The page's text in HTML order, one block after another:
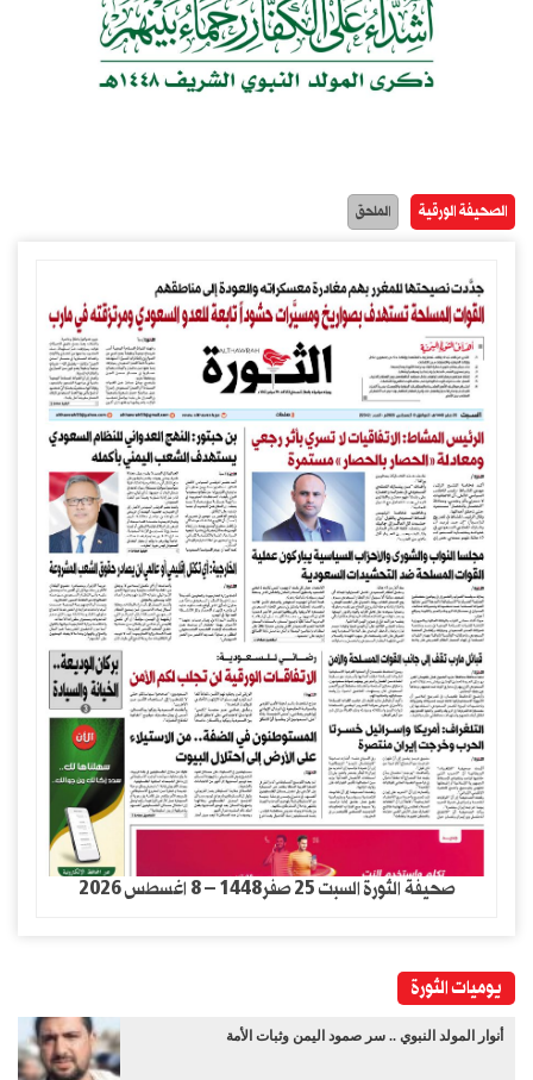
الصحيفة الورقية الملحق
صحيفة الثورة السبت 25 صفر1448 – 8 اغسطس 2026
يوميات الثورة
أنوار المولد النبوي .. سر صمود اليمن وثبات الأمة